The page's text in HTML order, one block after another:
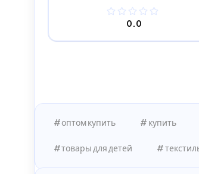
0.0
оптом купить купить
товары для детей